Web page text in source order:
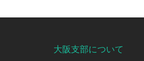
大阪支部について